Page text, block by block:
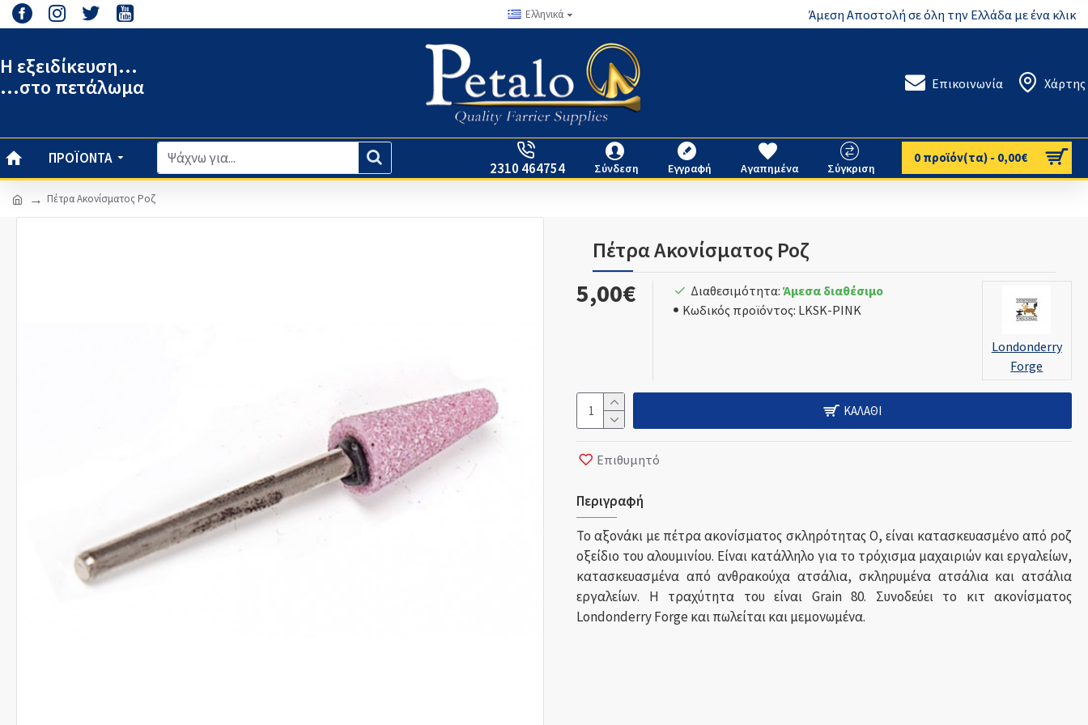
Ελληνικά Άμεση Αποστολή σε όλη την Ελλάδα με ένα κλικ
Η εξειδίκευση...
...στο πετάλωμα
Επικοινωνία Χάρτης
ΠΡΟΪΌΝΤΑ
2310 464754 Σύνδεση Εγγραφή Αγαπημένα Σύγκριση
0 προϊόν(τα) - 0,00€
Πέτρα Ακονίσματος Ροζ
Πέτρα Ακονίσματος Ροζ
5,00€ Διαθεσιμότητα: Άμεσα διαθέσιμο
Κωδικός προϊόντος: LKSK-PINK
Londonderry
Forge
ΚΑΛΆΘΙ
Επιθυμητό
Περιγραφή
Το αξονάκι με πέτρα ακονίσματος σκληρότητας Ο, είναι κατασκευασμένο από ροζ
οξείδιο του αλουμινίου. Είναι κατάλληλο για το τρόχισμα μαχαιριών και εργαλείων,
κατασκευασμένα από ανθρακούχα ατσάλια, σκληρυμένα ατσάλια και ατσάλια
εργαλείων. Η τραχύτητα του είναι Grain 80. Συνοδεύει το κιτ ακονίσματος
Londonderry Forge και πωλείται και μεμονωμένα.